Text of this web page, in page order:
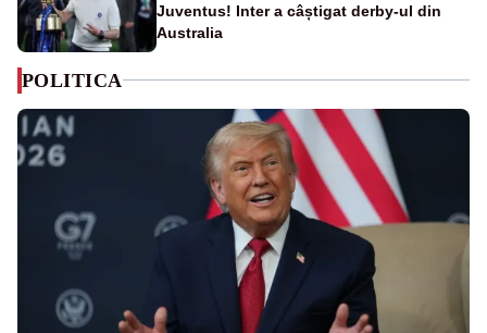
Juventus! Inter a câștigat derby-ul din
Australia
POLITICA